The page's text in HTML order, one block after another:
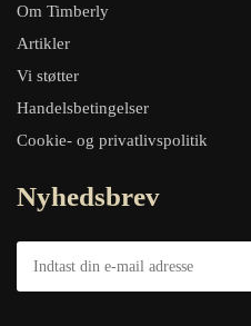
Om Timberly
Artikler
Vi støtter
Handelsbetingelser
Cookie- og privatlivspolitik
Nyhedsbrev